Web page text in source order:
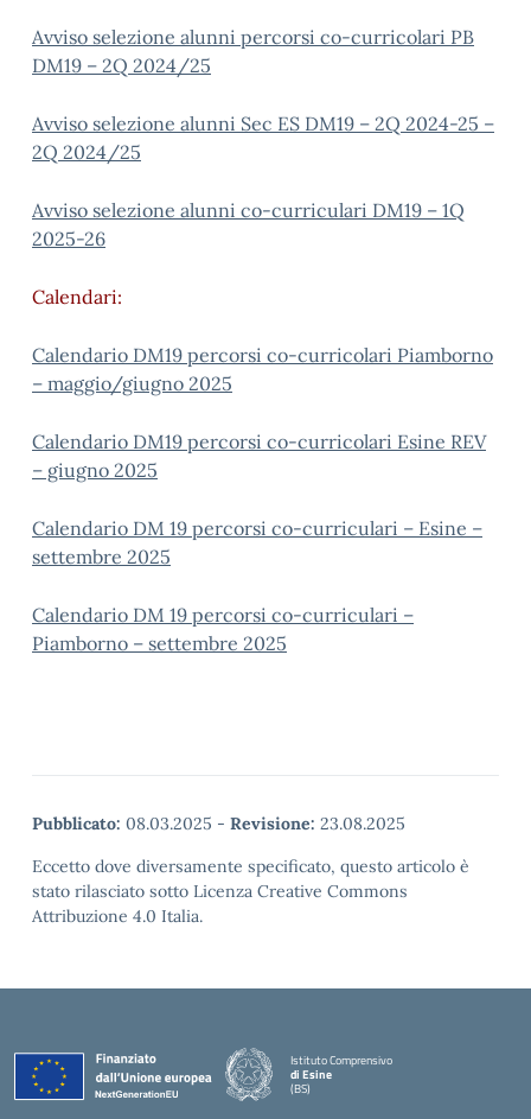
Avviso selezione alunni percorsi co-curricolari PB
DM19 – 2Q 2024/25
Avviso selezione alunni Sec ES DM19 – 2Q 2024-25 –
2Q 2024/25
Avviso selezione alunni co-curriculari DM19 – 1Q
2025-26
Calendari:
Calendario DM19 percorsi co-curricolari Piamborno
– maggio/giugno 2025
Calendario DM19 percorsi co-curricolari Esine REV
– giugno 2025
Calendario DM 19 percorsi co-curriculari – Esine –
settembre 2025
Calendario DM 19 percorsi co-curriculari –
Piamborno – settembre 2025
Pubblicato: 08.03.2025 - Revisione: 23.08.2025
Eccetto dove diversamente specificato, questo articolo è
stato rilasciato sotto Licenza Creative Commons
Attribuzione 4.0 Italia.
Istituto Comprensivo
di Esine
(BS)